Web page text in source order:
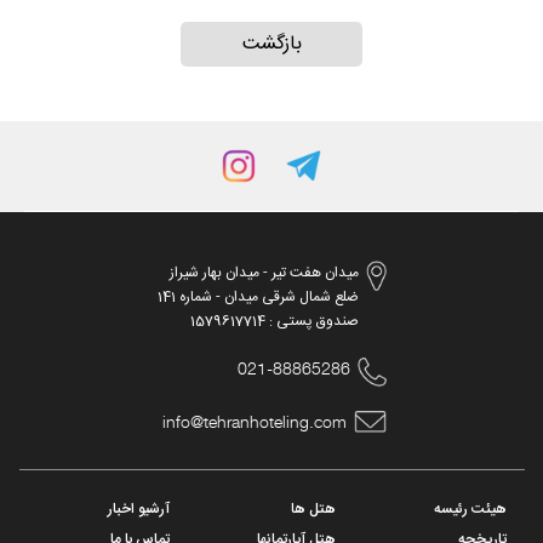
میدان هفت تیر - میدان بهار شیراز
ضلع شمال شرقی میدان - شماره 141
صندوق پستی : 1579617714
021-88865286
info@tehranhoteling.com
هیئت رئیسه
هتل ها
آرشیو اخبار